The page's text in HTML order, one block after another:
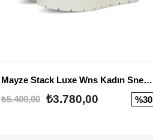
Mayze Stack Luxe Wns Kadın Sneaker
₺5.400,00
₺3.780,00 %30